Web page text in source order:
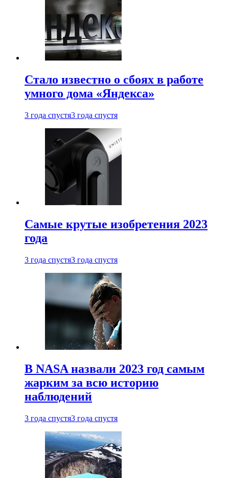
Стало известно о сбоях в работе
умного дома «Яндекса»
3 года спустя3 года спустя
Самые крутые изобретения 2023
года
3 года спустя3 года спустя
В NASA назвали 2023 год самым
жарким за всю историю
наблюдений
3 года спустя3 года спустя